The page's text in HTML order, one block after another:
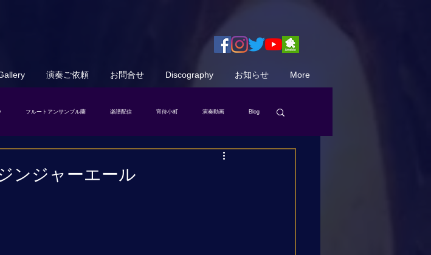
演奏ご依頼 お問合せ Discography お知らせ More
フルートアンサンブル蘭 楽譜配信 宵待小町 演奏動画 Blog
ンジャーエール